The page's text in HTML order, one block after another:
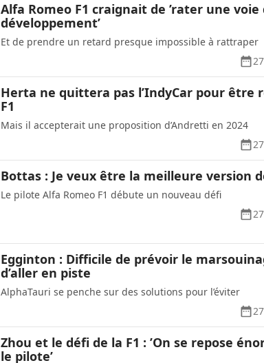
Alfa Romeo F1 craignait de ’rater une voie
développement’
Et de prendre un retard presque impossible à rattraper
Herta ne quittera pas l’IndyCar pour être
F1
Mais il accepterait une proposition d’Andretti en 2024
Bottas : Je veux être la meilleure version
Le pilote Alfa Romeo F1 débute un nouveau défi
Egginton : Difficile de prévoir le
d’aller en piste
AlphaTauri se penche sur des solutions pour l’éviter
Zhou et le défi de la F1 : ’On se repose
le pilote’